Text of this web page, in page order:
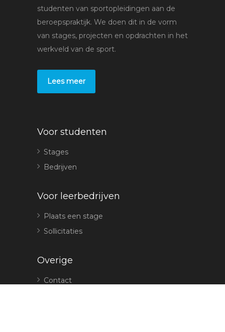
studenten van sportopleidingen aan de
beroepspraktijk. We doen dit in de vorm
van stages, projecten en opdrachten in het
werkveld van de sport.
Lees meer
Voor studenten
Stages
Bedrijven
Voor leerbedrijven
Plaats een stage
Sollicitaties
Overige
Contact